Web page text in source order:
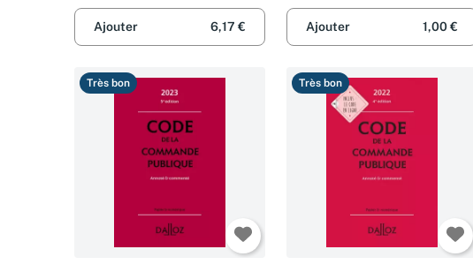
Ajouter 6,17 € Ajouter 1,00 €
Très bon Très bon